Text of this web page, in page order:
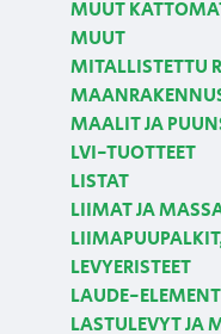
MUUT
MUUT
MITALLISTETTU
MAALIT JA
LVI-TUOTTEET
LISTAT
LIIMAT JA
LEVYERISTEET
LAUDE-
LASTULEVYT JA